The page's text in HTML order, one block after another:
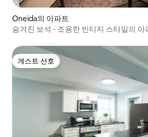
Oneida의 아파트
숨겨진 보석 - 조용한 빈티지 스타일의 아
게스트 선호
게스트 선호